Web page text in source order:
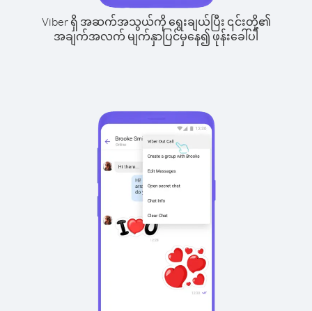
Viber ရှိ အဆက်အသွယ်ကို ရွေးချယ်ပြီး ၎င်းတို့၏
အချက်အလက် မျက်နှာပြင်မှနေ၍ ဖုန်းခေါ်ပါ